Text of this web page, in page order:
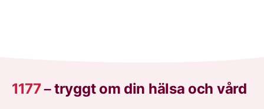
1177–tryggt om din hälsa och vård